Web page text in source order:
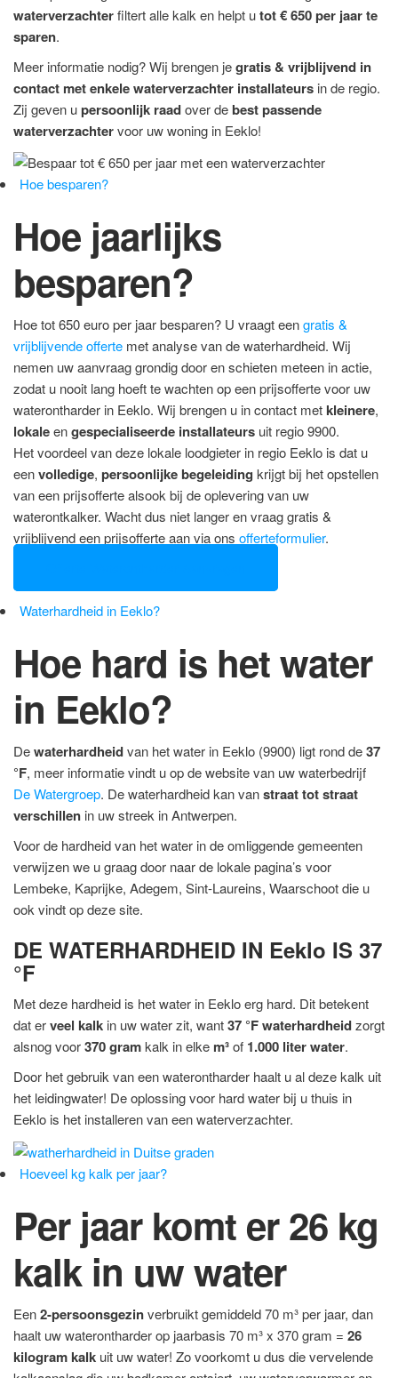
waterverzachterfiltert alle kalk en helpt utot € 650 per jaar te
sparen.
Meer informatie nodig? Wij brengen jegratis & vrijblijvend in
contact met enkele waterverzachter installateurs in de regio.
Zij geven upersoonlijk raadover debest passende
waterverzachtervoor uw woning in Eeklo!
Hoe besparen?
Hoe jaarlijks
besparen?
Hoe tot 650 euro per jaar besparen? U vraagt eengratis &
vrijblijvende offerte met analyse van de waterhardheid. Wij
nemen uw aanvraag grondig door en schieten meteen in actie,
zodat u nooit lang hoeft te wachten op een prijsofferte voor uw
waterontharder in Eeklo. Wij brengen u in contact metkleinere,
lokaleengespecialiseerde installateurs uit regio 9900.
Het voordeel van deze lokale loodgieter in regio Eeklo is dat u
eenvolledige, persoonlijke begeleiding krijgt bij het opstellen
van een prijsofferte alsook bij de oplevering van uw
waterontkalker. Wacht dus niet langer en vraag gratis &
vrijblijvend een prijsofferte aan via ons offerteformulier.
Waterhardheid in Eeklo?
Hoe hard is het water
in Eeklo?
Dewaterhardheidvan het water in Eeklo (9900) ligt rond de37
°F, meer informatie vindt u op de website van uw waterbedrijf
De Watergroep. De waterhardheid kan vanstraat tot straat
verschillen in uw streek in Antwerpen.
Voor de hardheid van het water in de omliggende gemeenten
verwijzen we u graag door naar de lokale pagina’s voor
Lembeke, Kaprijke, Adegem, Sint-Laureins, Waarschoot die u
ook vindt op deze site.
DE WATERHARDHEID IN Eeklo IS 37
°F
Met deze hardheid is het water in Eeklo erg hard. Dit betekent
dat erveel kalk in uw water zit, want37 °F waterhardheidzorgt
alsnog voor370 gramkalk in elke m³of 1.000 liter water.
Door het gebruik van een waterontharder haalt u al deze kalk uit
het leidingwater! De oplossing voor hard water bij u thuis in
Eeklo is het installeren van een waterverzachter.
Hoeveel kg kalk per jaar?
Per jaar komt er 26 kg
kalk in uw water
Een2-persoonsgezinverbruikt gemiddeld 70 m³ per jaar, dan
haalt uw waterontharder op jaarbasis 70 m³ x 370 gram = 26
kilogram kalk uit uw water! Zo voorkomt u dus die vervelende